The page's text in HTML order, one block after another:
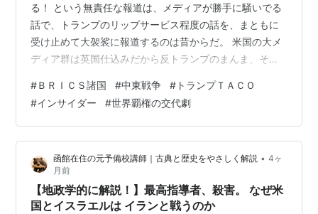
る！ という無責任な報道は、メディアが勝手に騒いでる
話で、トランプのリップサービス程度の話を、まともに
受け止めて大袈裟に報道するのは昔からだ。 米国の大メ
ディア群は英国仕込みだから反トランプのまんま、それ
融の市場はインサイダー取引ばかりで、ＡＩが荒らしま
くっている。 そんなものにいちいち一緒になって反応す
ること自体、馬鹿馬鹿しい話だ。 阿呆丸出しの漫談にな
ってる。 ニュートラルにしてある短期は、まだまだ買わ
ないで高みの見物。 昨日も日替わりで良くなったり悪く
なったりしてる膝の具合がイマイチだ…
#ＢＲＩＣＳ諸国 #中東戦争 # トランプＴＡＣＯ
#インサイダー #世界覇権の交代劇
函館在住の元予備校講師｜古典と歴史をやさしく解説 • 4ヶ
月前
【地政学的に解説！】最高指導者、殺害。 なぜ米
国とイスラエルは イランと戦うのか